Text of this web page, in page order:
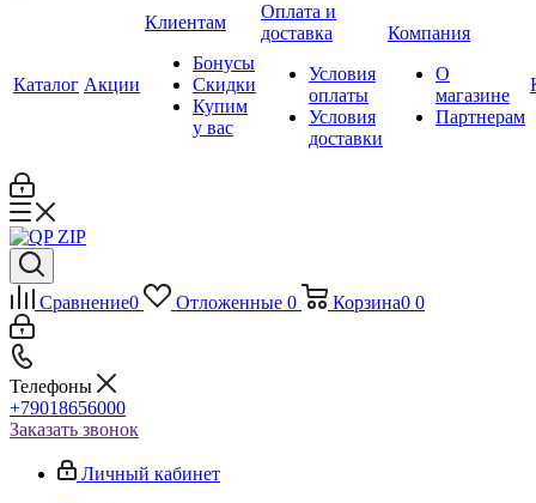
Каталог Акции
Клиентам
Бонусы
Скидки
Купим
у вас
Оплата и
доставка
Условия
оплаты
Условия
доставки
Компания
О
магазине
Партнерам
Сравнение0 Отложенные 0 Корзина0 0
Телефоны
+79018656000
Заказать звонок
Личный кабинет